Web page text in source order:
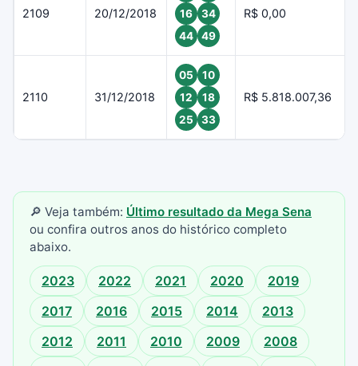
2109 20/12/2018
16
34
44
49
R$ 0,00
2110 31/12/2018
05
10
12
18
25
33
R$ 5.818.007,36
🔎 Veja também: Último resultado da Mega Sena
ou confira outros anos do histórico completo
abaixo.
2023 2022 2021 2020
2019
2017
2016 2015 2014
2013
2012
2011 2010 2009
2008